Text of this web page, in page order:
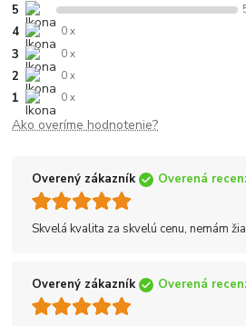
5
4 0 x
3 0 x
2 0 x
1 0 x
Ako overíme hodnotenie?
Overený zákazník Overená
Skvelá kvalita za skvelú cenu, nemám
Overený zákazník Overená